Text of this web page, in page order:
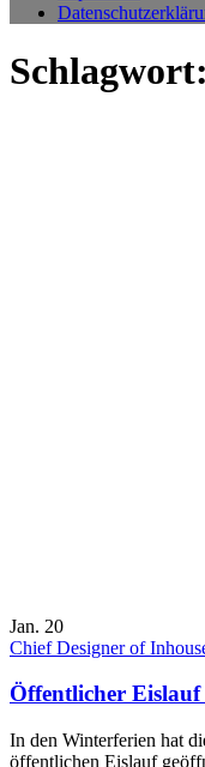
Schlagwort:
Jan. 20
Chief Designer of
Öffentlicher
In den Winterferien hat
öffentlichen Eislauf